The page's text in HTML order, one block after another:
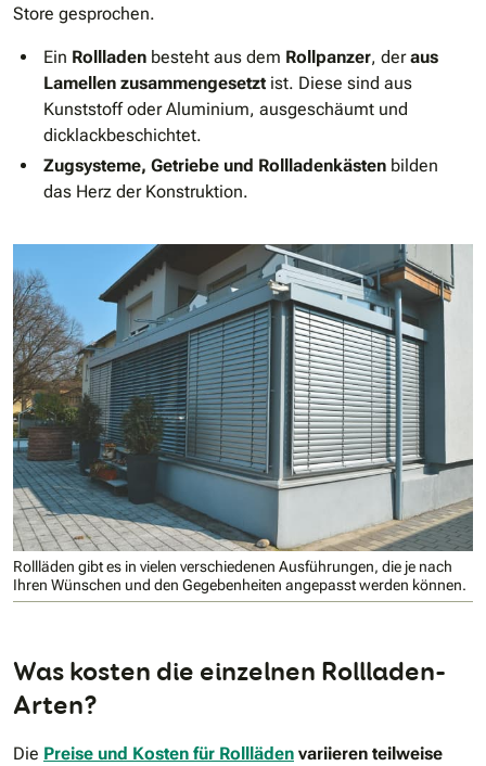
Store gesprochen.
Ein Rollladen besteht aus dem Rollpanzer, deraus
Lamellen zusammengesetzt ist. Diese sind aus
Kunststoff oder Aluminium, ausgeschäumt und
dicklackbeschichtet.
Zugsysteme, Getriebe und Rollladenkästen bilden
das Herz der Konstruktion.
Rollläden gibt es in vielen verschiedenen Ausführungen, die je nach
Ihren Wünschen und den Gegebenheiten angepasst werden können.
Was kosten die einzelnen Rollladen-
Arten?
Die Preise und Kosten für Rollläden variieren teilweise